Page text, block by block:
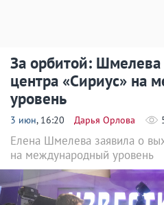
За орбитой:
центра «Сириус» на
уровень
3 июн, 16:20 Дарья Орлова
Елена Шмелева заявила о
на международный уровень